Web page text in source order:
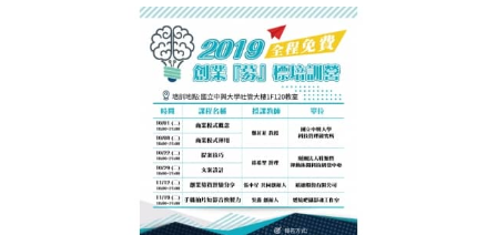
a
t
s
A
p
p
n
a
W
e
i
b
o